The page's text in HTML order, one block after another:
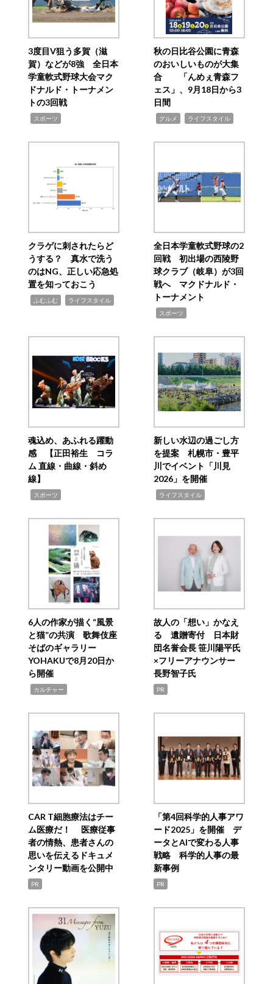
3度目V狙う多賀（滋
賀）などが8強 全日本
学童軟式野球大会マク
ドナルド・トーナメン
トの3回戦
スポーツ
秋の日比谷公園に青森
のおいしいものが大集
合 「んめぇ青森フ
ェス」、9月18日から3
日間
グルメ ライフスタイル
クラゲに刺されたらど
うする？ 真水で洗う
のはNG、正しい応急処
置を知っておこう
ふむふむ ライフスタイル
全日本学童軟式野球の2
回戦 初出場の西陵野
球クラブ（岐阜）が3回
戦へ マクドナルド・
トーナメント
スポーツ
魂込め、あふれる躍動
感 【正田裕生 コラ
ム 直線・曲線・斜め
線】
スポーツ
新しい水辺の過ごし方
を提案 札幌市・豊平
川でイベント「川見
2026」を開催
ライフスタイル
6人の作家が描く“風景
と猫”の共演 歌舞伎座
そばのギャラリー
YOHAKUで8月20日か
ら開催
カルチャー
故人の「想い」かなえ
る 遺贈寄付 日本財
団名誉会長 笹川陽平氏
×フリーアナウンサー
長野智子氏
PR
CAR T細胞療法はチー
ム医療だ！ 医療従事
者の情熱、患者さんの
思いを伝えるドキュメ
ンタリー動画を公開中
PR
「第4回科学的人事アワ
ード2025」を開催 デ
ータとAIで変わる人事
戦略 科学的人事の最
新事例
PR